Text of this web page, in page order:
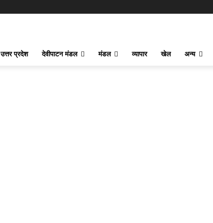
उत्तर प्रदेश देवीपाटन मंडल मंडल व्यापार खेल अन्य